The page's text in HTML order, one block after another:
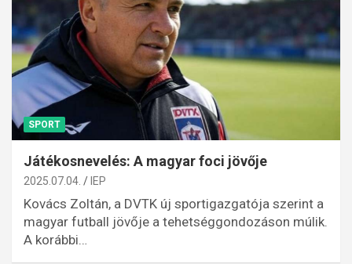
SPORT
Játékosnevelés: A magyar foci jövője
2025.07.04. IEP
Kovács Zoltán, a DVTK új sportigazgatója szerint a
magyar futball jövője a tehetséggondozáson múlik.
A korábbi…